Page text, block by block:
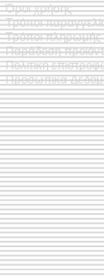
Όροι χρήσης
Τρόποι
Τρόποι πληρωμής
Παράδοση
Πολιτική
Προσωπικά